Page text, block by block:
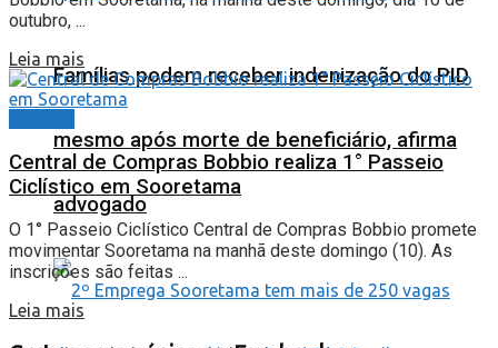
Famílias podem receber indenização do PID
mesmo após morte de beneficiário, afirma
advogado
outubro, ...
Leia mais
Central de Compras Bobbio realiza 1° Passeio
Ciclístico em Sooretama
O 1° Passeio Ciclístico Central de Compras Bobbio promete
movimentar Sooretama na manhã deste domingo (10). As
inscrições são feitas ...
Leia mais